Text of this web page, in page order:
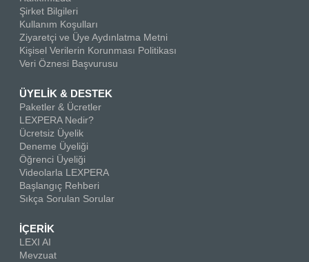
Şirket Bilgileri
Kullanım Koşulları
Ziyaretçi ve Üye Aydınlatma Metni
Kişisel Verilerin Korunması Politikası
Veri Öznesi Başvurusu
ÜYELİK & DESTEK
Paketler & Ücretler
LEXPERA Nedir?
Ücretsiz Üyelik
Deneme Üyeliği
Öğrenci Üyeliği
Videolarla LEXPERA
Başlangıç Rehberi
Sıkça Sorulan Sorular
İÇERİK
LEXI AI
Mevzuat